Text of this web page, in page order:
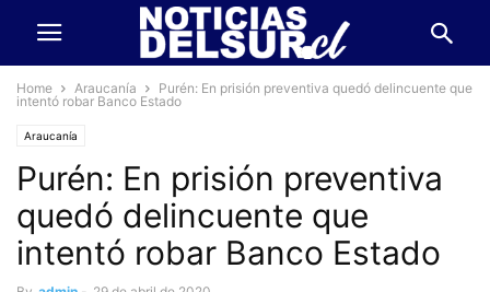
Home Araucanía
Purén: En prisión preventiva quedó delincuente que
intentó robar Banco Estado
Araucanía
Purén: En prisión preventiva
quedó delincuente que
intentó robar Banco Estado